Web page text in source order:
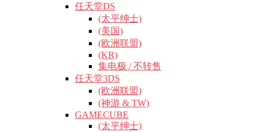
任天堂DS
(太平绅士)
(美国)
(欧洲联盟)
(KR)
集电极 / 不转售
任天堂3DS
(欧洲联盟)
(神游 & TW)
GAMECUBE
(太平绅士)